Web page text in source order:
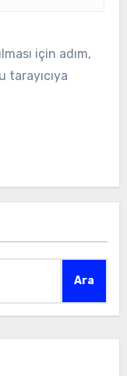
için adım,
tarayıcıya
Ara